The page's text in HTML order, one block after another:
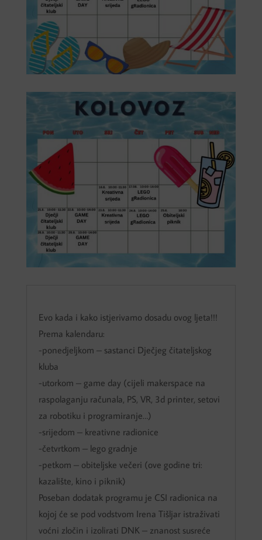
Evo kada i kako istjerivamo dosadu ovog ljeta!!!
Prema kalendaru:
-ponedjeljkom – sastanci Dječjeg čitateljskog
kluba
-utorkom – game day (cijeli makerspace na
raspolaganju računala, PS, VR, 3d printer, setovi
za robotiku i programiranje…)
-srijedom – kreativne radionice
-četvrtkom – lego gradnje
-petkom – obiteljske večeri (ove godine tri:
kazalište, kino i piknik)
Poseban dodatak programu je CSI radionica na
kojoj će se pod vodstvom Irena Tišljar istraživati
voćni zločin i izolirati DNK – znanost susreće